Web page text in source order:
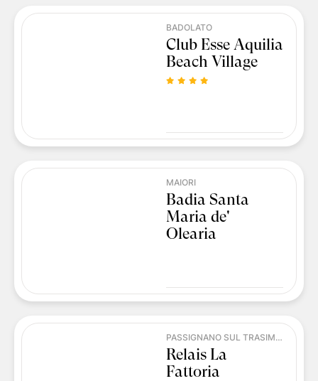
BADOLATO
Club Esse Aquilia
Beach Village
MAIORI
Badia Santa
Maria de'
Olearia
PASSIGNANO SUL TRASIMENO
Relais La
Fattoria